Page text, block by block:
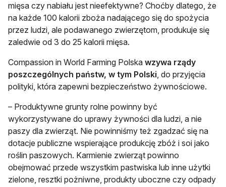
mięsa czy nabiału jest nieefektywne? Choćby dlatego, że
na każde 100 kalorii zboża nadającego się do spożycia
przez ludzi, ale podawanego zwierzętom, produkuje się
zaledwie od 3 do 25 kalorii mięsa.
Compassion in World Farming Polska wzywa rządy
poszczególnych państw, w tym Polski, do przyjęcia
polityki, która zapewni bezpieczeństwo żywnościowe.
– Produktywne grunty rolne powinny być
wykorzystywane do uprawy żywności dla ludzi, a nie
paszy dla zwierząt. Nie powinniśmy też zgadzać się na
dotacje publiczne wspierające produkcję zbóż i soi jako
roślin paszowych. Karmienie zwierząt powinno
obejmować przede wszystkim pastwiska lub inne użytki
zielone, resztki pożniwne, produkty uboczne czy odpady